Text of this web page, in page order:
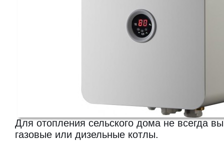
Для отопления сельского дома не всегда
газовые или дизельные котлы.